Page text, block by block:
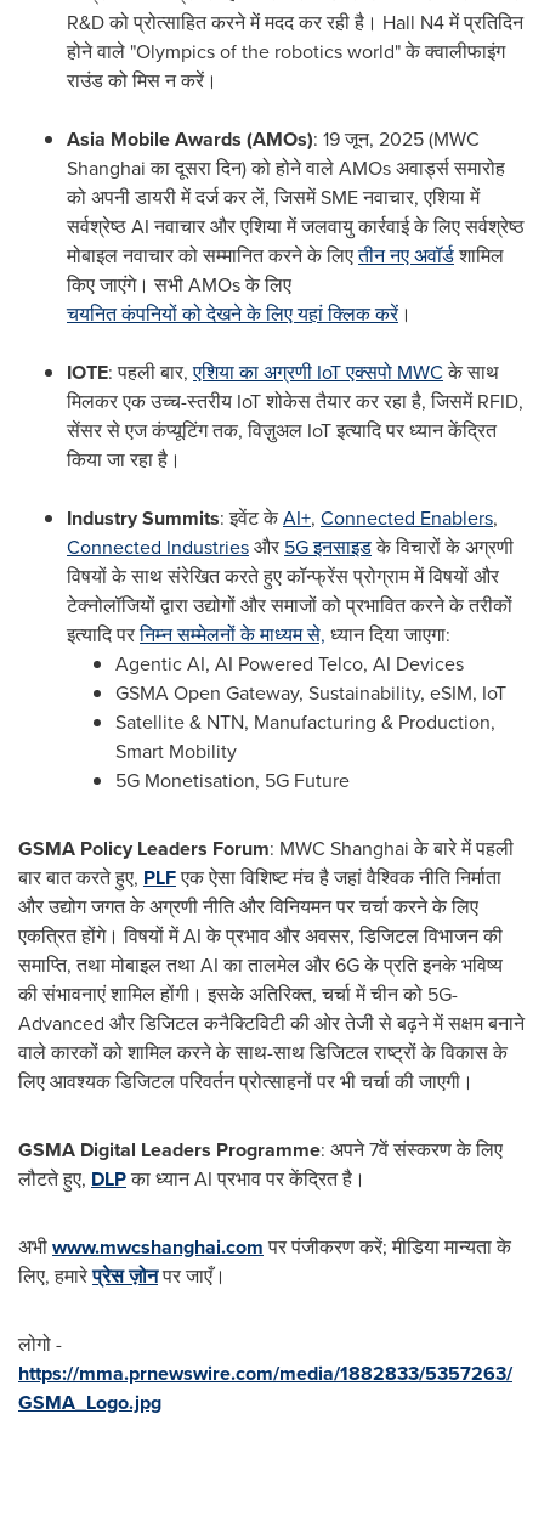
R&D को प्रोत्साहित करने में मदद कर रही है। Hall N4 में प्रतिदिन
होने वाले "Olympics of the robotics world" के क्वालीफाइंग
राउंड को मिस न करें।
Asia Mobile Awards (AMOs): 19 जून, 2025 (MWC
Shanghai का दूसरा दिन) को होने वाले AMOs अवार्ड्स समारोह
को अपनी डायरी में दर्ज कर लें, जिसमें SME नवाचार, एशिया में
सर्वश्रेष्ठ AI नवाचार और एशिया में जलवायु कार्रवाई के लिए सर्वश्रेष्ठ
मोबाइल नवाचार को सम्मानित करने के लिएतीन नए अवॉर्डशामिल
किए जाएंगे। सभी AMOs के लिए
चयनित कंपनियों को देखने के लिए यहां क्लिक करें।
IOTE: पहली बार,एशिया का अग्रणी IoT एक्सपो MWCके साथ
मिलकर एक उच्च-स्तरीय IoT शोकेस तैयार कर रहा है, जिसमें RFID,
सेंसर से एज कंप्यूटिंग तक, विज़ुअल IoT इत्यादि पर ध्यान केंद्रित
किया जा रहा है।
Industry Summits: इवेंट केAI+, Connected Enablers,
Connected Industriesऔर 5G इनसाइडके विचारों के अग्रणी
विषयों के साथ संरेखित करते हुए कॉन्फ्रेंस प्रोग्राम में विषयों और
टेक्नोलॉजियों द्वारा उद्योगों और समाजों को प्रभावित करने के तरीकों
इत्यादि परनिम्न सम्मेलनों के माध्यम से, ध्यान दिया जाएगा:
Agentic AI, AI Powered Telco, AI Devices
GSMA Open Gateway, Sustainability, eSIM, IoT
Satellite & NTN, Manufacturing & Production,
Smart Mobility
5G Monetisation, 5G Future
GSMA Policy Leaders Forum: MWC Shanghai के बारे में पहली
बार बात करते हुए, PLFएक ऐसा विशिष्ट मंच है जहां वैश्विक नीति निर्माता
और उद्योग जगत के अग्रणी नीति और विनियमन पर चर्चा करने के लिए
एकत्रित होंगे। विषयों में AI के प्रभाव और अवसर, डिजिटल विभाजन की
समाप्ति, तथा मोबाइल तथा AI का तालमेल और 6G के प्रति इनके भविष्य
की संभावनाएं शामिल होंगी। इसके अतिरिक्त, चर्चा में चीन को 5G-
Advanced और डिजिटल कनैक्टिविटी की ओर तेजी से बढ़ने में सक्षम बनाने
वाले कारकों को शामिल करने के साथ-साथ डिजिटल राष्ट्रों के विकास के
लिए आवश्यक डिजिटल परिवर्तन प्रोत्साहनों पर भी चर्चा की जाएगी।
GSMA Digital Leaders Programme: अपने 7वें संस्करण के लिए
लौटते हुए, DLPका ध्यान AI प्रभाव पर केंद्रित है।
अभीwww.mwcshanghai.comपर पंजीकरण करें; मीडिया मान्यता के
लिए, हमारेप्रेस ज़ोनपर जाएँ।
लोगो -
https://mma.prnewswire.com/media/1882833/5357263/
GSMA_Logo.jpg